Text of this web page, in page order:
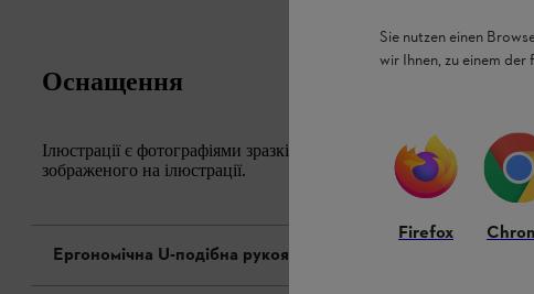
Оснащення
Ілюстрації є фотографіями зразків. Зовнішній вигляд і
зображеного на ілюстрації.
Ергономічна U-подібна рукоятка
Sie nutzen einen
wir Ihnen, zu einem
Firefox